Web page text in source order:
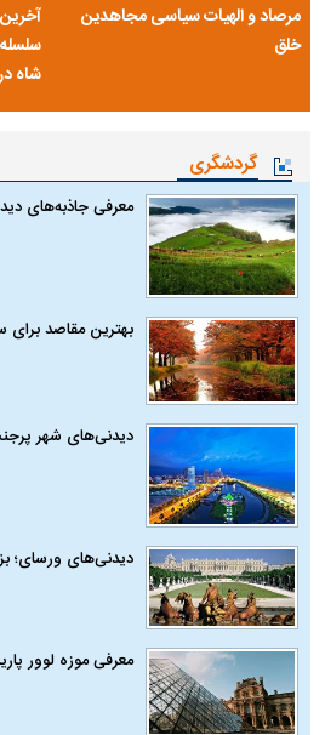
مرصاد و الهیات سیاسی مجاهدین
خلق
شاه
گردشگری
معرفی جاذبه‌های
بهترین مقاصد برای
دیدنی‌های شهر
دیدنی‌های ورسای؛
معرفی موزه لوور